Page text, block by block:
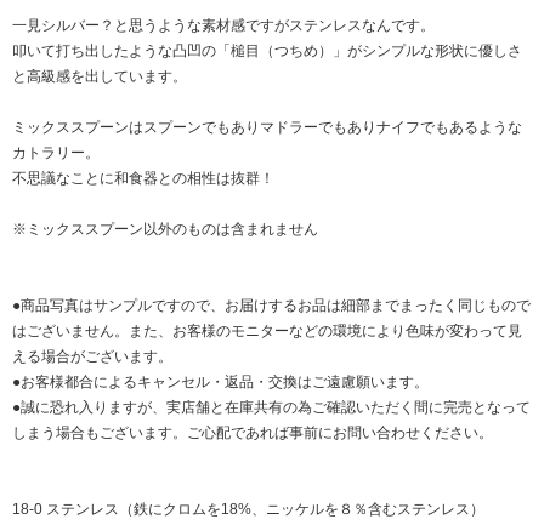
一見シルバー？と思うような素材感ですがステンレスなんです。
叩いて打ち出したような凸凹の「槌目（つちめ）」がシンプルな形状に優しさ
と高級感を出しています。
ミックススプーンはスプーンでもありマドラーでもありナイフでもあるような
カトラリー。
不思議なことに和食器との相性は抜群！
※ミックススプーン以外のものは含まれません
●商品写真はサンプルですので、お届けするお品は細部までまったく同じもので
はございません。また、お客様のモニターなどの環境により色味が変わって見
える場合がございます。
●お客様都合によるキャンセル・返品・交換はご遠慮願います。
●誠に恐れ入りますが、実店舗と在庫共有の為ご確認いただく間に完売となって
しまう場合もございます。ご心配であれば事前にお問い合わせください。
18-0 ステンレス（鉄にクロムを18%、ニッケルを８％含むステンレス）